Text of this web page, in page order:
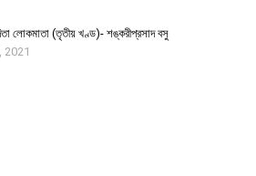
লোকমাতা (তৃতীয় খণ্ড)- শঙ্করীপ্রসাদ বসু
2021